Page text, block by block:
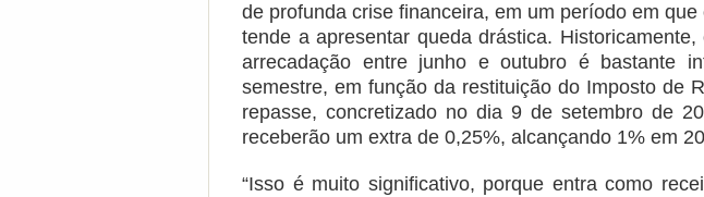
de profunda crise financeira, em um período em que
tende a apresentar queda drástica.
arrecadação entre junho e outubro é bastante
semestre, em função da restituição do Imposto de
repasse, concretizado no dia 9 de setembro de
receberão um extra de 0,25%, alcançando 1% em
“Isso é muito significativo, porque entra como